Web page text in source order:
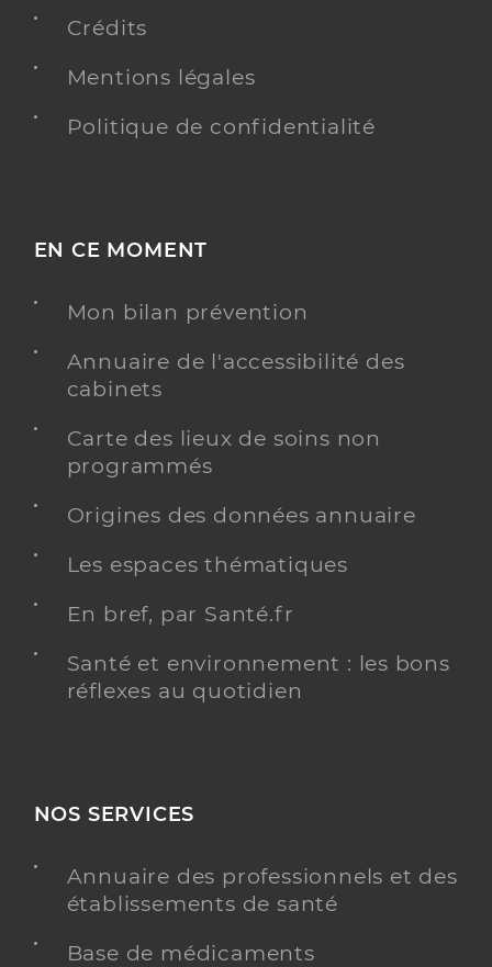
Crédits
Mentions légales
Politique de confidentialité
EN CE MOMENT
Mon bilan prévention
Annuaire de l'accessibilité des
cabinets
Carte des lieux de soins non
programmés
Origines des données annuaire
Les espaces thématiques
En bref, par Santé.fr
Santé et environnement : les bons
réflexes au quotidien
NOS SERVICES
Annuaire des professionnels et des
établissements de santé
Base de médicaments